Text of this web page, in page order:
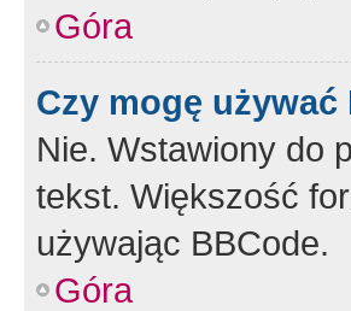
Góra
Czy mogę używać
Nie. Wstawiony do
tekst. Większość
używając BBCode.
Góra